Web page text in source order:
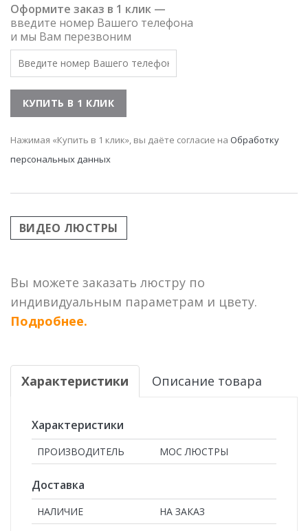
Оформите заказ в 1 клик —
введите номер Вашего телефона
и мы Вам перезвоним
Нажимая «Купить в 1 клик», вы даёте согласие на Обработку
персональных данных
ВИДЕО ЛЮСТРЫ
Вы можете заказать люстру по
индивидуальным параметрам и цвету.
Подробнее.
Характеристики Описание товара
Характеристики
ПРОИЗВОДИТЕЛЬ МОС ЛЮСТРЫ
Доставка
НАЛИЧИЕ НА ЗАКАЗ